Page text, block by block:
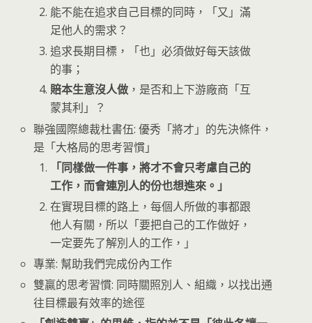
能不能在追求自己目標的同時，「又」滿
足他人的需求？
追求長期目標，「也」必須做好每天該做
的事；
賠本生意沒人做，是否和上下游廠商「互
蒙其利」？
聯強國際總裁杜書伍: 優秀「將才」的先決條件，
是「大格局的思考習慣」
「同樣做一件事，將才不會只考慮自己的
工作，而會連別人的份也想進來。」
在實現目標的路上，每個人所做的事都跟
他人有關，所以「要把自己的工作做好，
一定要先了解別人的工作，」
專業: 幫助我們完成份內工作
雙贏的思考習慣: 同時關照別人、組織，以找出通
往目標最有效率的途徑